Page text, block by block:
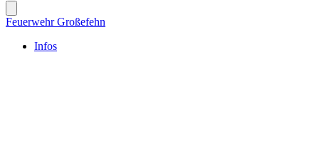
Feuerwehr Großefehn
Infos